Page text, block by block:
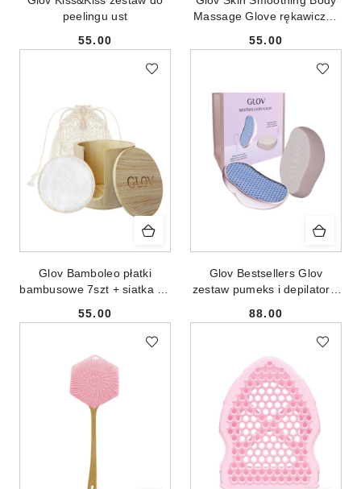
peelingu ust
Cena:
55.00
Massage Glove rękawiczka
GreyCena:
55.00
Glov Bamboleo płatki
bambusowe 7szt + siatka do
bambusowy 1szt
Cena:
55.00
Glov Bestsellers Glov
zestaw pumeks i depilator z
Cena:
88.00